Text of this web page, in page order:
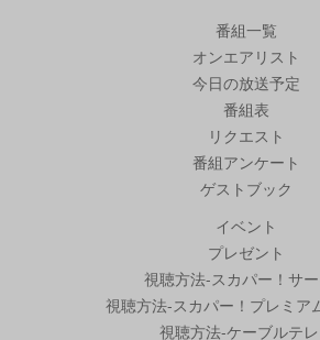
番組一覧
オンエアリスト
今日の放送予定
番組表
リクエスト
番組アンケート
ゲストブック
イベント
プレゼント
視聴方法-スカパー！サ
視聴方法-スカパー！プレミア
視聴方法-ケーブルテ